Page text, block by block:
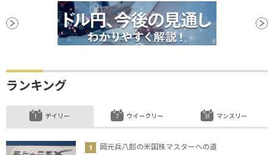
ランキング
デイリー
岡元兵八郎の米国株マスターへの道
ウイークリー マンスリー